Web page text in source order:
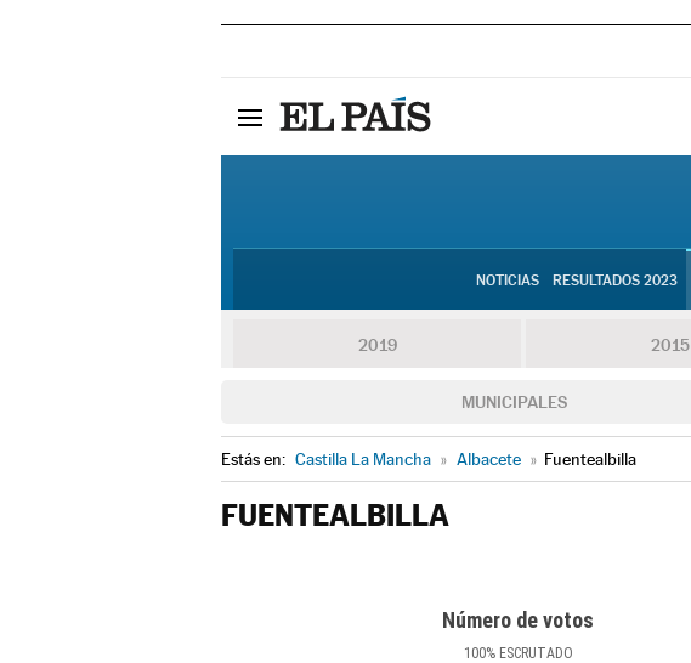
NOTICIAS RESULTADOS 2023
2019 2015
MUNICIPALES
Estás en: Castilla La Mancha » Albacete » Fuentealbilla
FUENTEALBILLA
Número de votos
100%ESCRUTADO